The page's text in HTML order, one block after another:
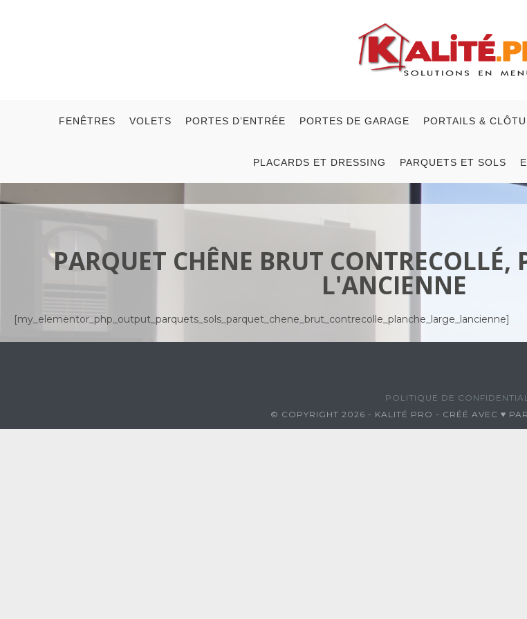
FENÊTRES VOLETS PORTES D’ENTRÉE PORTES DE GARAGE PORTAILS &
PLACARDS ET DRESSING PARQUETS ET SOLS
PARQUET CHÊNE BRUT CONTRECOLLÉ,
L'ANCIENNE
[my_elementor_php_output_parquets_sols_parquet_chene_brut_contrecolle_planche_large_lancienne]
POLITIQUE DE
© COPYRIGHT 2026 - KALITÉ PRO - CRÉÉ AVEC ♥ PAR